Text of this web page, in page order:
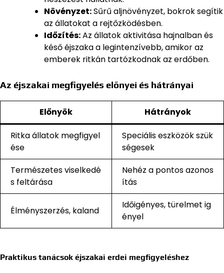
Növényzet:Sűrű aljnövényzet, bokrok segítik
az állatokat a rejtőzködésben.
Időzítés:Az állatok aktivitása hajnalban és
késő éjszaka a legintenzívebb, amikor az
emberek ritkán tartózkodnak az erdőben.
Az éjszakai megfigyelés előnyei és hátrányai
Előnyök Hátrányok
Ritka állatok megfigyel
ése
Speciális eszközök szük
ségesek
Természetes viselkedé
s feltárása
Nehéz a pontos azonos
ítás
Élményszerzés, kaland
Időigényes, türelmet ig
ényel
Praktikus tanácsok éjszakai erdei megfigyeléshez